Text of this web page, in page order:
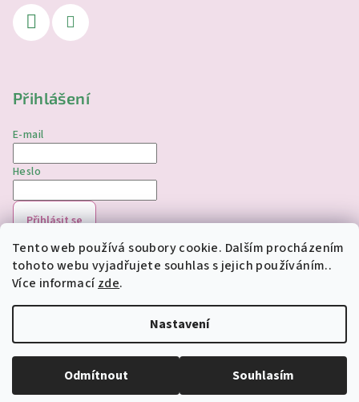
Tento web používá soubory cookie. Dalším procházením
tohoto webu vyjadřujete souhlas s jejich používáním..
Více informacízde.
Nastavení
Odmítnout Souhlasím
Přihlášení
E-mail
Heslo
Přihlásit se
Nová registraceZapomenuté heslo
Copyright 2026jednorozciverivnas.cz. Všechna práva
Upravit nastavení cookies
Vytvořil Shoptet
Odstoupit od smlouvy